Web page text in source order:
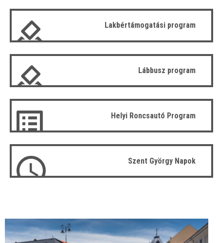
Lakbértámogatási program
Lábbusz program
Helyi Roncsautó Program
Szent György Napok